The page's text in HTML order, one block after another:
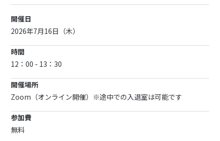
開催日
2026年7月16日（木）
時間
12：00 - 13：30
開催場所
Zoom（オンライン開催）※途中での入退室は可能です
参加費
無料